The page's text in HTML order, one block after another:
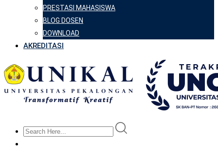
PRESTASI MAHASISWA
BLOG DOSEN
DOWNLOAD
AKREDITASI